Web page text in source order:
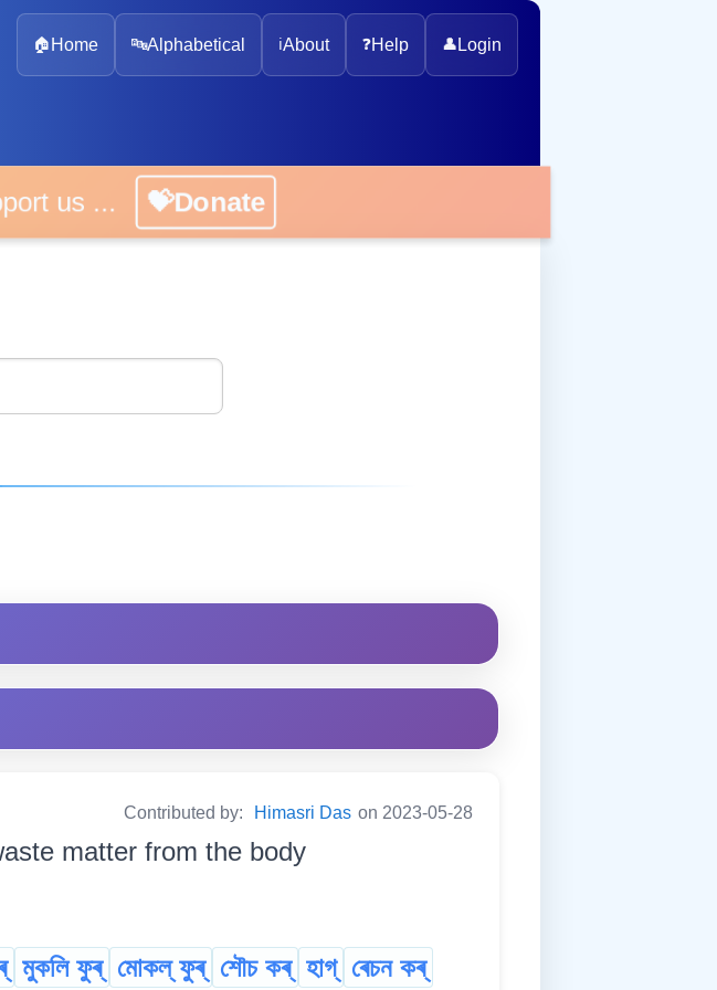
🏠 Home 🔤Alphabetical ℹ️About ❓Help 👤 Login
us ... 💝Donate
Contributed by: Himasri Das on 2023-05-28
matter from the body
মুকলি ফুৰ্ মোকল্ ফুৰ্ শৌচ কৰ্ হাগ্ ৰেচন কৰ্